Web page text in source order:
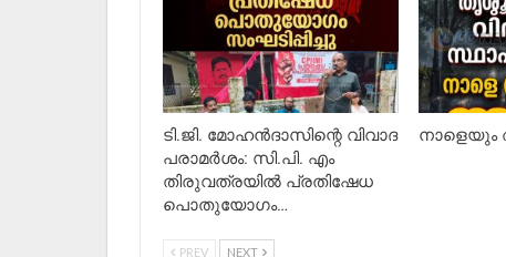
ടി.ജി. മോഹൻദാസിന്റെ വിവാദ
പരാമർശം: സി.പി. എം
തിരുവത്രയിൽ പ്രതിഷേധ
പൊതുയോഗം…
നാളെയും
PREV NEXT